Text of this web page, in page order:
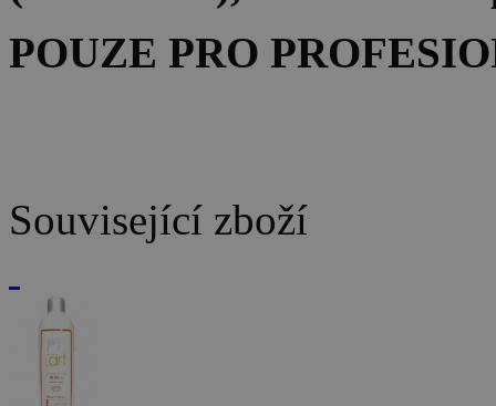
POUZE PRO
Související zboží